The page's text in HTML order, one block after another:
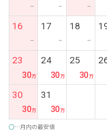
ー ー ー
16
ー
17
ー
18
ー
23
30
24
30
25
30
30
30
31
30
○…月内の最安値